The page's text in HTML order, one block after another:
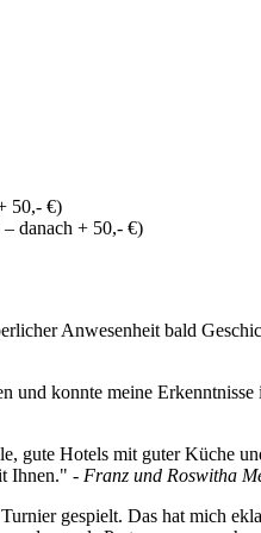
50,- €)
danach + 50,- €)
Anwesenheit bald
konnte meine
gute Hotels mit guter Küche
Ihnen." - Franz und Roswitha
gespielt. Das hat mich